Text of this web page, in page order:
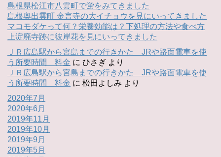
島根県松江市八雲町で蛍をみてきました
島根奥出雲町 金言寺の大イチョウを見にいってきました
マコモダケって何？栄養効能は？下処理の方法や食べ方
上淀廃寺跡に彼岸花を見にいってきました
ＪＲ広島駅から宮島までの行きかた JRや路面電車を使
う所要時間 料金 に ひさぎ より
ＪＲ広島駅から宮島までの行きかた JRや路面電車を使
う所要時間 料金 に 松田よしみ より
2020年7月
2020年6月
2019年11月
2019年10月
2019年9月
2019年5月